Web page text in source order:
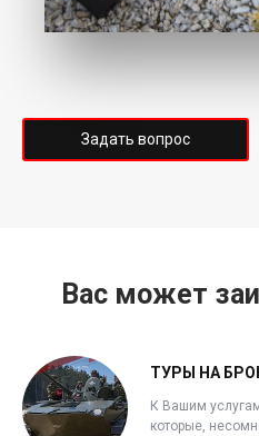
Задать вопрос
Вас может
ТУРЫ НА
К Вашим
которые,